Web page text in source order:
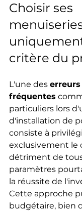
Choisir ses
critère du
L'une des
fréquentes
particuliers lors
d'installation de
consiste à
exclusivement le
détriment de
paramètres
la réussite de
Cette approche
budgétaire, bien